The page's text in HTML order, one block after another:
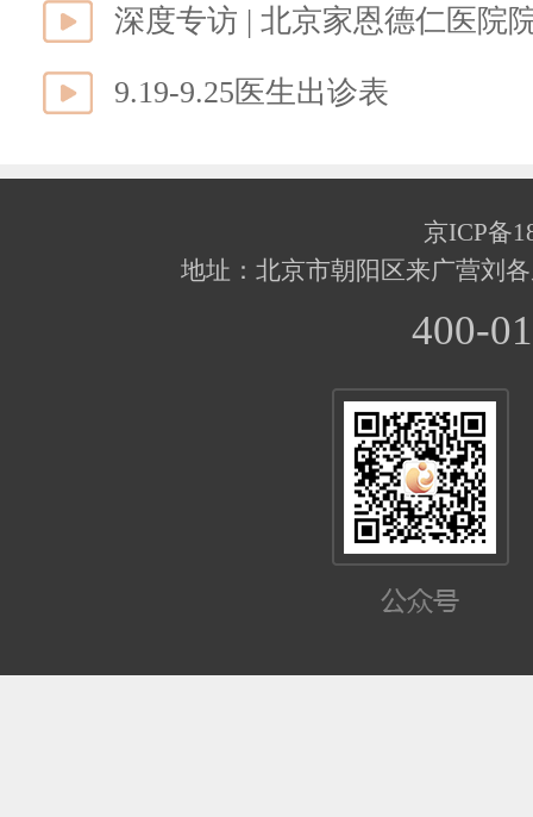
9.19-9.25医生出诊表
京ICP备
地址：北京市朝阳区来广营刘
400-